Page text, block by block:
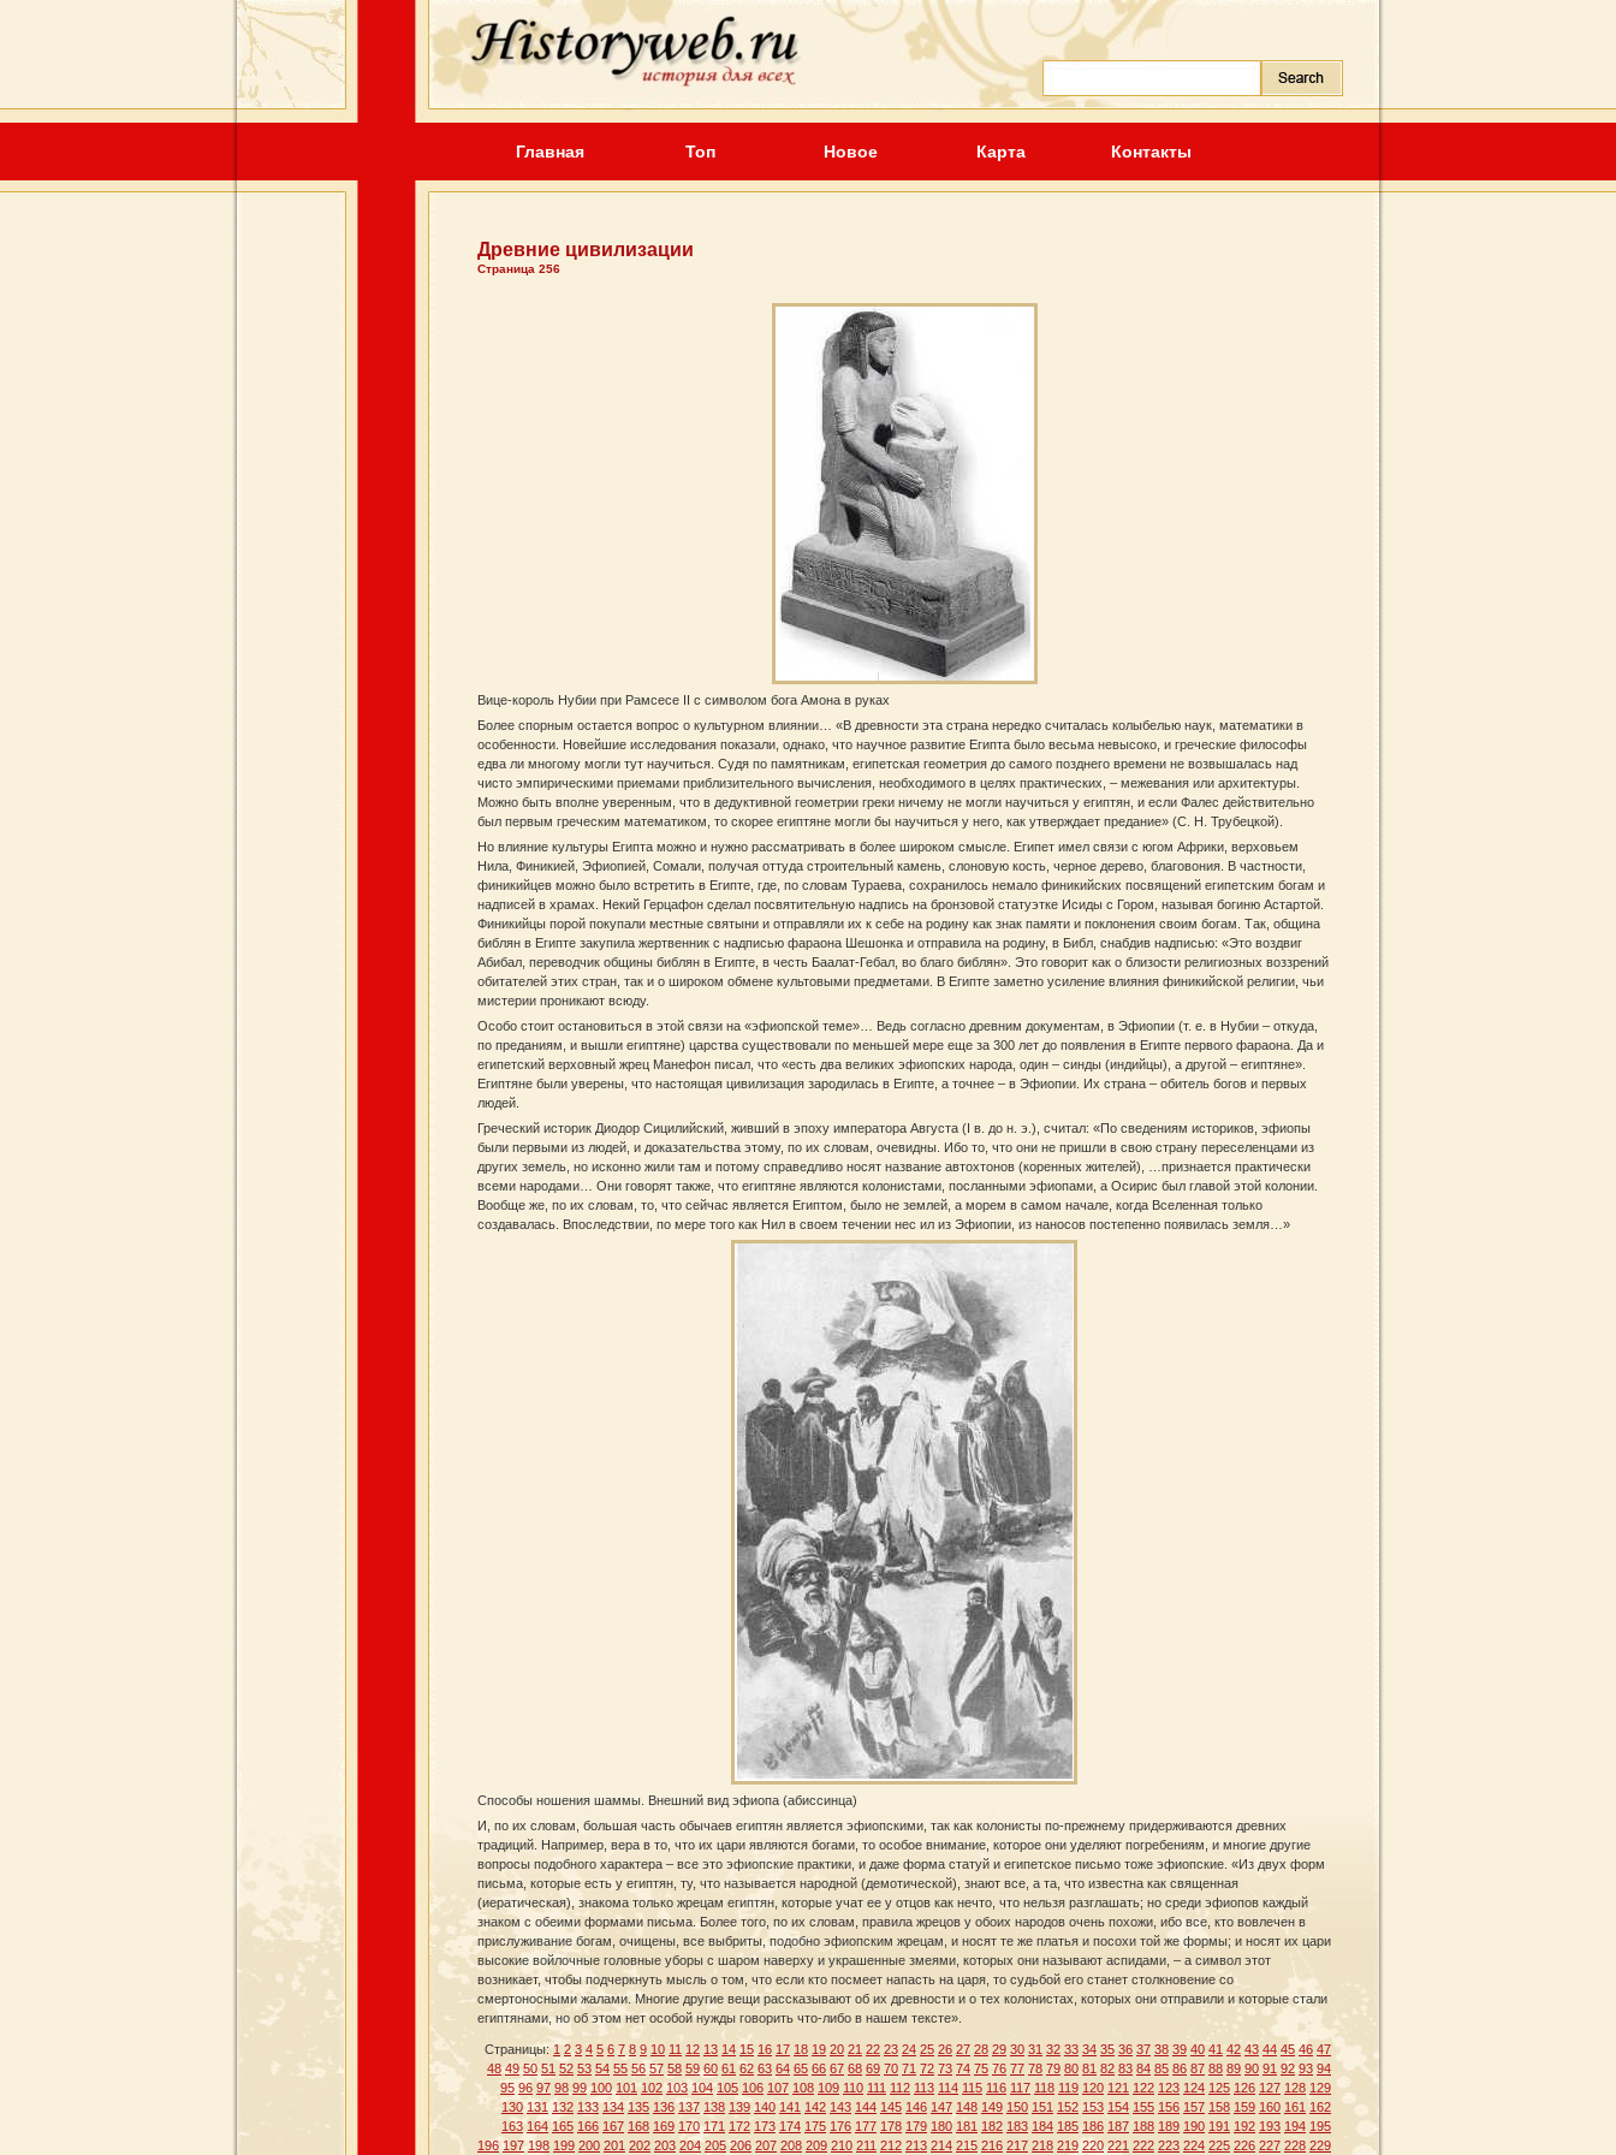
Главная Топ Новое Карта Контакты
Древние цивилизации
Страница 256
Вице‑король Нубии при Рамсесе II с символом бога Амона в руках
Более спорным остается вопрос о культурном влиянии… «В древности эта страна нередко считалась колыбелью наук, математики в
особенности. Новейшие исследования показали, однако, что научное развитие Египта было весьма невысоко, и греческие философы
едва ли многому могли тут научиться. Судя по памятникам, египетская геометрия до самого позднего времени не возвышалась над
чисто эмпирическими приемами приблизительного вычисления, необходимого в целях практических, – межевания или архитектуры.
Можно быть вполне уверенным, что в дедуктивной геометрии греки ничему не могли научиться у египтян, и если Фалес действительно
был первым греческим математиком, то скорее египтяне могли бы научиться у него, как утверждает предание» (С. Н. Трубецкой).
Но влияние культуры Египта можно и нужно рассматривать в более широком смысле. Египет имел связи с югом Африки, верховьем
Нила, Финикией, Эфиопией, Сомали, получая оттуда строительный камень, слоновую кость, черное дерево, благовония. В частности,
финикийцев можно было встретить в Египте, где, по словам Тураева, сохранилось немало финикийских посвящений египетским богам и
надписей в храмах. Некий Герцафон сделал посвятительную надпись на бронзовой статуэтке Исиды с Гором, называя богиню Астартой.
Финикийцы порой покупали местные святыни и отправляли их к себе на родину как знак памяти и поклонения своим богам. Так, община
библян в Египте закупила жертвенник с надписью фараона Шешонка и отправила на родину, в Библ, снабдив надписью: «Это воздвиг
Абибал, переводчик общины библян в Египте, в честь Баалат‑Гебал, во благо библян». Это говорит как о близости религиозных воззрений
обитателей этих стран, так и о широком обмене культовыми предметами. В Египте заметно усиление влияния финикийской религии, чьи
мистерии проникают всюду.
Особо стоит остановиться в этой связи на «эфиопской теме»… Ведь согласно древним документам, в Эфиопии (т. е. в Нубии – откуда,
по преданиям, и вышли египтяне) царства существовали по меньшей мере еще за 300 лет до появления в Египте первого фараона. Да и
египетский верховный жрец Манефон писал, что «есть два великих эфиопских народа, один – синды (индийцы), а другой – египтяне».
Египтяне были уверены, что настоящая цивилизация зародилась в Египте, а точнее – в Эфиопии. Их страна – обитель богов и первых
людей.
Греческий историк Диодор Сицилийский, живший в эпоху императора Августа (I в. до н. э.), считал: «По сведениям историков, эфиопы
были первыми из людей, и доказательства этому, по их словам, очевидны. Ибо то, что они не пришли в свою страну переселенцами из
других земель, но исконно жили там и потому справедливо носят название автохтонов (коренных жителей), …признается практически
всеми народами… Они говорят также, что египтяне являются колонистами, посланными эфиопами, а Осирис был главой этой колонии.
Вообще же, по их словам, то, что сейчас является Египтом, было не землей, а морем в самом начале, когда Вселенная только
создавалась. Впоследствии, по мере того как Нил в своем течении нес ил из Эфиопии, из наносов постепенно появилась земля…»
Способы ношения шаммы. Внешний вид эфиопа (абиссинца)
И, по их словам, большая часть обычаев египтян является эфиопскими, так как колонисты по‑прежнему придерживаются древних
традиций. Например, вера в то, что их цари являются богами, то особое внимание, которое они уделяют погребениям, и многие другие
вопросы подобного характера – все это эфиопские практики, и даже форма статуй и египетское письмо тоже эфиопские. «Из двух форм
письма, которые есть у египтян, ту, что называется народной (демотической), знают все, а та, что известна как священная
(иератическая), знакома только жрецам египтян, которые учат ее у отцов как нечто, что нельзя разглашать; но среди эфиопов каждый
знаком с обеими формами письма. Более того, по их словам, правила жрецов у обоих народов очень похожи, ибо все, кто вовлечен в
прислуживание богам, очищены, все выбриты, подобно эфиопским жрецам, и носят те же платья и посохи той же формы; и носят их цари
высокие войлочные головные уборы с шаром наверху и украшенные змеями, которых они называют аспидами, – а символ этот
возникает, чтобы подчеркнуть мысль о том, что если кто посмеет напасть на царя, то судьбой его станет столкновение со
смертоносными жалами. Многие другие вещи рассказывают об их древности и о тех колонистах, которых они отправили и которые стали
египтянами, но об этом нет особой нужды говорить что‑либо в нашем тексте».
Страницы:1 2 3 4 5 6 7 8 9 10 11 12 13 14 15 16 17 18 19 20 21 22 23 24 25 26 27 28 29 30 31 32 33 34 35 36 37 38 39 40 41 42 43 44 45 46 47
48 49 50 51 52 53 54 55 56 57 58 59 60 61 62 63 64 65 66 67 68 69 70 71 72 73 74 75 76 77 78 79 80 81 82 83 84 85 86 87 88 89 90 91 92 93 94
95 96 97 98 99 100 101 102 103 104 105 106 107 108 109 110 111 112 113 114 115 116 117 118 119 120 121 122 123 124 125 126 127 128 129
130 131 132 133 134 135 136 137 138 139 140 141 142 143 144 145 146 147 148 149 150 151 152 153 154 155 156 157 158 159 160 161 162
163 164 165 166 167 168 169 170 171 172 173 174 175 176 177 178 179 180 181 182 183 184 185 186 187 188 189 190 191 192 193 194 195
196 197 198 199 200 201 202 203 204 205 206 207 208 209 210 211 212 213 214 215 216 217 218 219 220 221 222 223 224 225 226 227 228 229